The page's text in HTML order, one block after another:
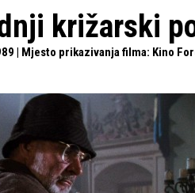
križarski
| Mjesto prikazivanja filma: Kino